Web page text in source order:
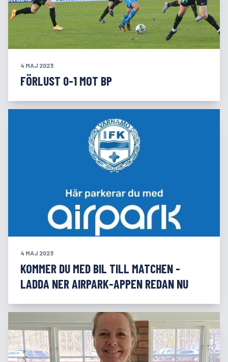
4 MAJ 2023
FÖRLUST 0-1 MOT BP
4 MAJ 2023
KOMMER DU MED BIL TILL MATCHEN -
LADDA NER AIRPARK-APPEN REDAN NU